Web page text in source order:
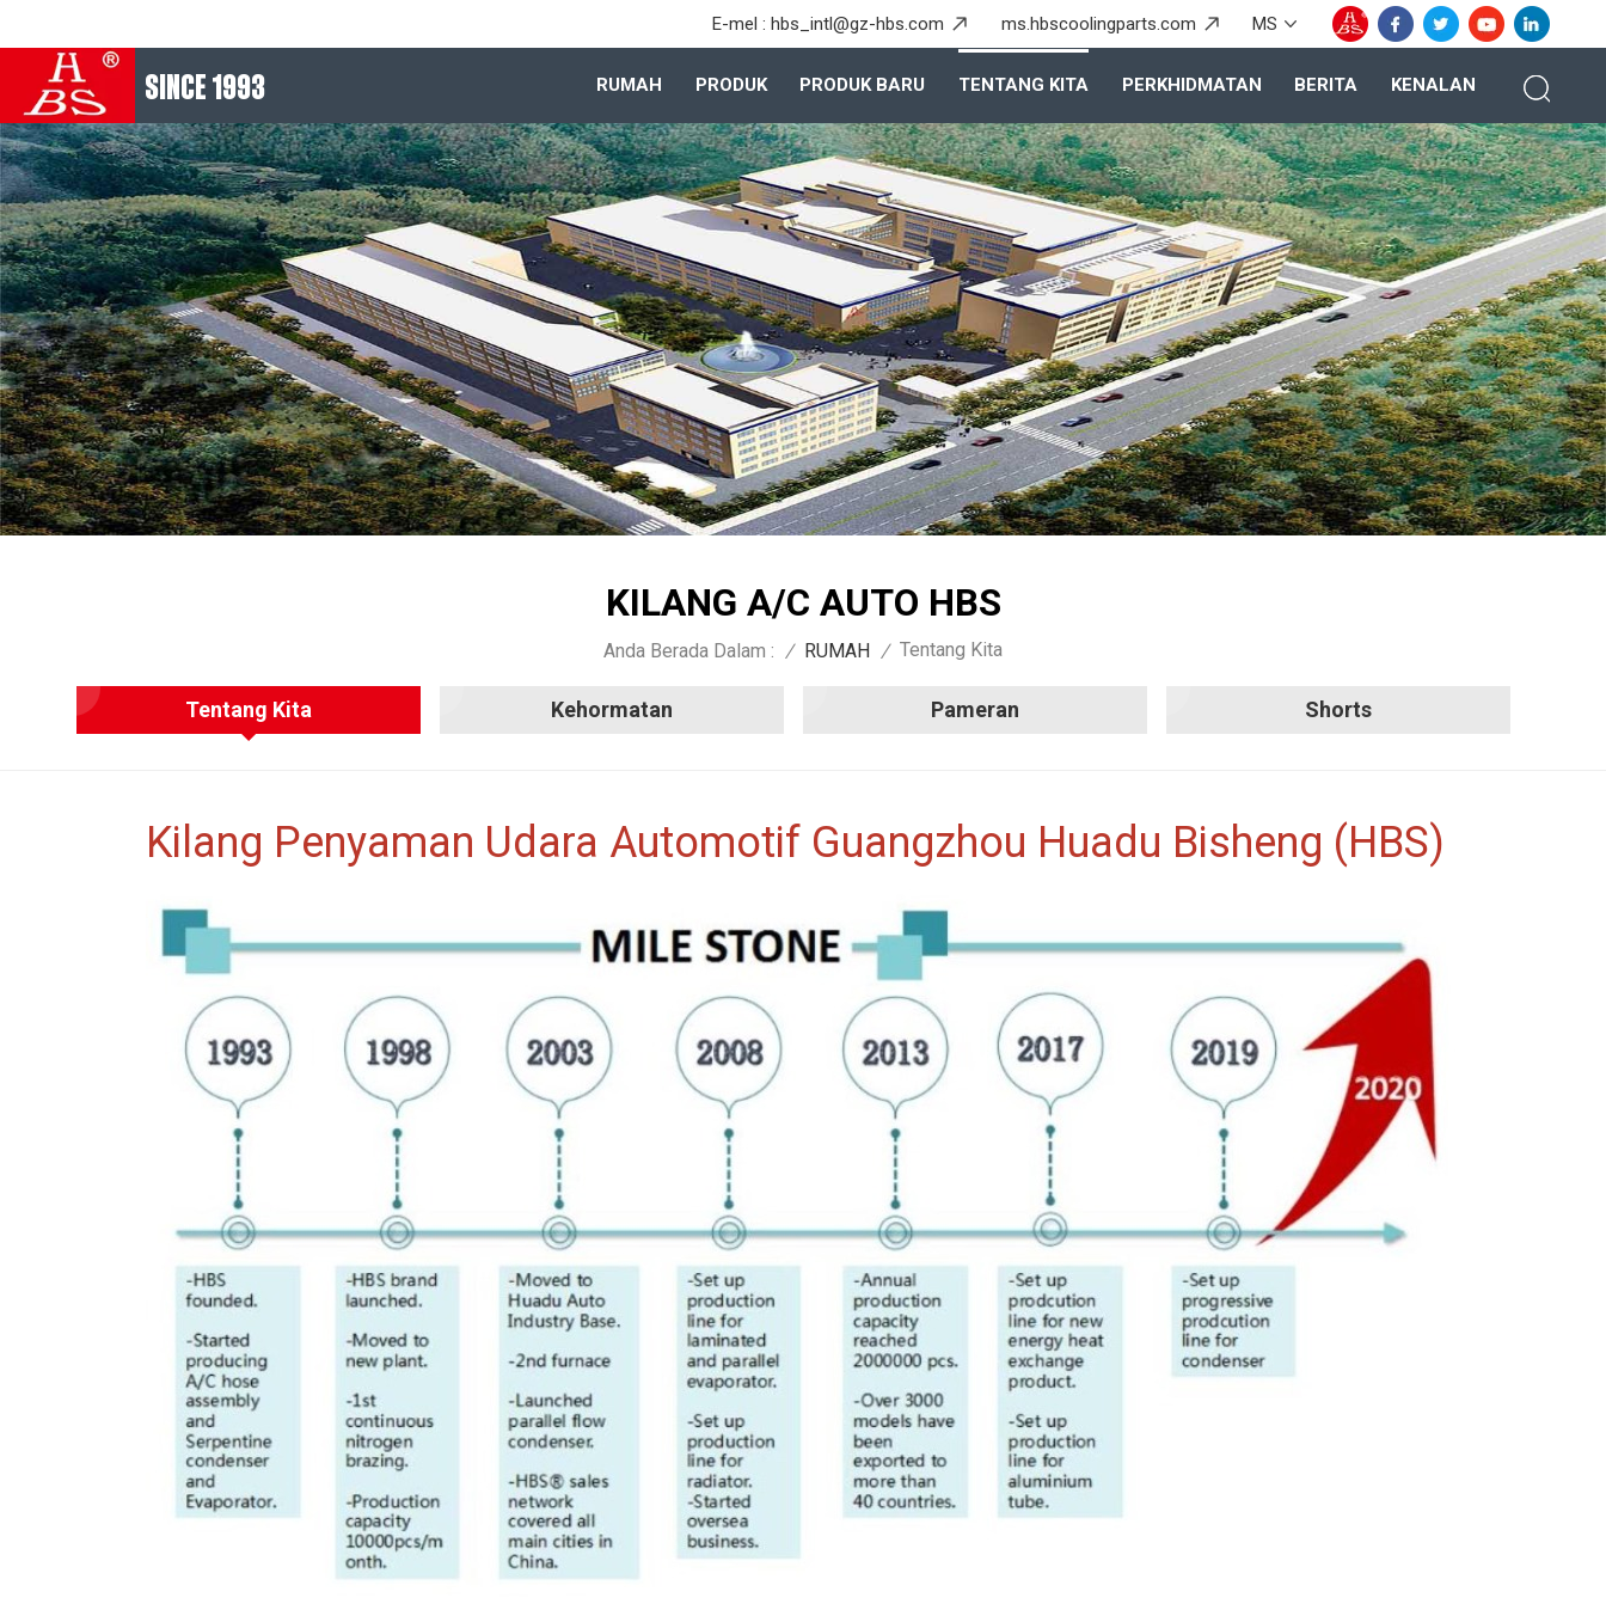
MS
E-mel :hbs_intl@gz-hbs.com ms.hbscoolingparts.com
SINCE 1993 RUMAH PRODUK PRODUK BARU TENTANG KITA PERKHIDMATAN BERITA KENALAN
KILANG A/C AUTO HBS
Anda Berada Dalam : / RUMAH / Tentang Kita
Tentang Kita Kehormatan Pameran Shorts
Kilang Penyaman Udara Automotif Guangzhou Huadu Bisheng (HBS)